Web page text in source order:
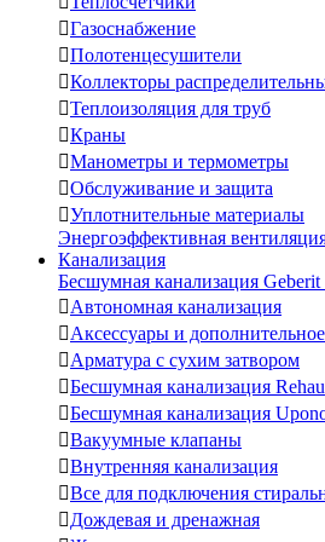
Газоснабжение
Полотенцесушители
Коллекторы
Теплоизоляция для труб
Краны
Манометры и термометры
Обслуживание и защита
Уплотнительные материалы
Энергоэффективная
Канализация
Бесшумная канализация Geberit
Автономная канализация
Аксессуары и
Арматура с сухим затвором
Бесшумная канализация Rehau
Бесшумная канализация
Вакуумные клапаны
Внутренняя канализация
Все для подключения
Дождевая и дренажная